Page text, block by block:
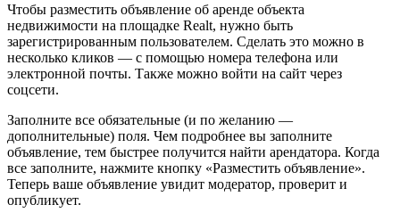
Чтобы разместить объявление об аренде объекта
недвижимости на площадке Realt, нужно быть
зарегистрированным пользователем. Сделать это можно в
несколько кликов — с помощью номера телефона или
электронной почты. Также можно войти на сайт через
соцсети.
Заполните все обязательные (и по желанию —
дополнительные) поля. Чем подробнее вы заполните
объявление, тем быстрее получится найти арендатора. Когда
все заполните, нажмите кнопку «Разместить объявление».
Теперь ваше объявление увидит модератор, проверит и
опубликует.